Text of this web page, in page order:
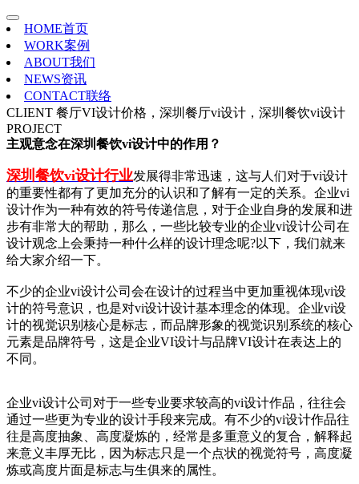
HOME首页
WORK案例
ABOUT我们
NEWS资讯
CONTACT联络
CLIENT 餐厅VI设计价格，深圳餐厅vi设计，深圳餐饮vi设计
PROJECT
主观意念在深圳餐饮vi设计中的作用？
深圳餐饮vi设计行业发展得非常迅速，这与人们对于vi设计
的重要性都有了更加充分的认识和了解有一定的关系。企业vi
设计作为一种有效的符号传递信息，对于企业自身的发展和进
步有非常大的帮助，那么，一些比较专业的企业vi设计公司在
设计观念上会秉持一种什么样的设计理念呢?以下，我们就来
给大家介绍一下。
不少的企业vi设计公司会在设计的过程当中更加重视体现vi设
计的符号意识，也是对vi设计设计基本理念的体现。企业vi设
计的视觉识别核心是标志，而品牌形象的视觉识别系统的核心
元素是品牌符号，这是企业VI设计与品牌VI设计在表达上的
不同。
企业vi设计公司对于一些专业要求较高的vi设计作品，往往会
通过一些更为专业的设计手段来完成。有不少的vi设计作品往
往是高度抽象、高度凝炼的，经常是多重意义的复合，解释起
来意义丰厚无比，因为标志只是一个点状的视觉符号，高度凝
炼或高度片面是标志与生俱来的属性。